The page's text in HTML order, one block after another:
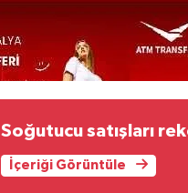
Soğutucu satışları
İçeriği Görüntüle